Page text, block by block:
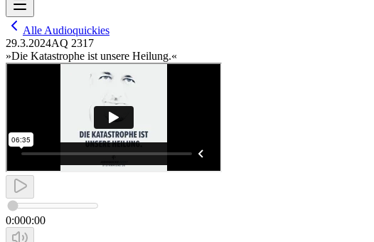
Alle Audioquickies
29.3.2024AQ 2317
»Die Katastrophe ist unsere Heilung.«
0:000:00